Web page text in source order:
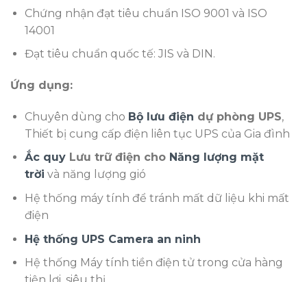
Chứng nhận đạt tiêu chuẩn ISO 9001 và ISO
14001
Đạt tiêu chuẩn quốc tế: JIS và DIN.
Ứng dụng:
Chuyên dùng cho Bộ lưu điện dự phòng UPS,
Thiết bị cung cấp điện liên tục UPS của Gia đình
Ắc quyLưu trữ điện cho Năng lượng mặt
trời và năng lượng gió
Hệ thống máy tính để tránh mất dữ liệu khi mất
điện
Hệ thống UPS Camera an ninh
Hệ thống Máy tính tiền điện tử trong cửa hàng